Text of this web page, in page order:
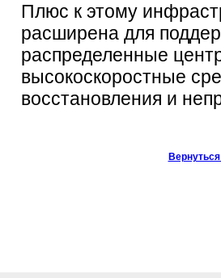
Плюс к этому
расширена для
распределенные
высокоскоростные
восстановления и